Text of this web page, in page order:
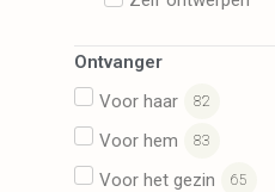
Ontvanger
Voor haar
82
Voor hem 83
Voor het gezin 65